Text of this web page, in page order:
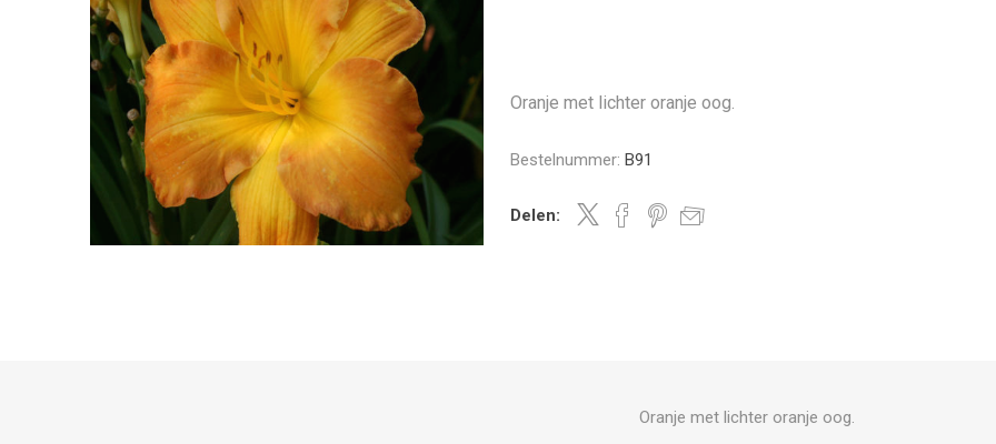
Oranje met lichter oranje oog.
Bestelnummer: B91
Delen:
Oranje met lichter oranje oog.